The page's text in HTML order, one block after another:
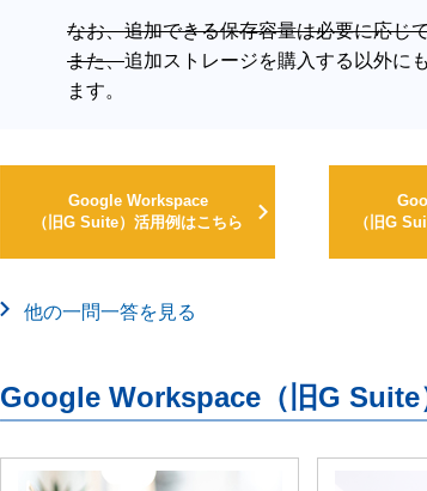
なお、追加できる保存容量は必要に応じ
また、追加ストレージを購入する以外に
ます。
Google Workspace
（旧G Suite）活用例はこちら
（旧G
他の一問一答を見る
Google Workspace（旧G Suite